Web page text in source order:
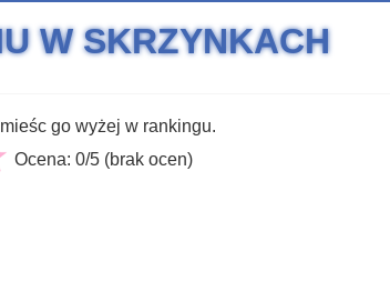
W SKRZYNKACH
go wyżej w rankingu.
Ocena: 0/5 (brak ocen)